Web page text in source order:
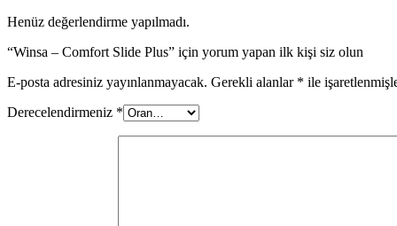
Henüz değerlendirme yapılmadı.
“Winsa – Comfort Slide Plus” için yorum yapan ilk kişi siz olun
E-posta adresiniz yayınlanmayacak. Gerekli alanlar * ile
Derecelendirmeniz *